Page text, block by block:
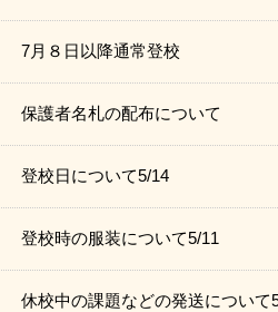
7月８日以降通常登校
保護者名札の配布について
登校日について5/14
登校時の服装について5/11
休校中の課題などの発送について